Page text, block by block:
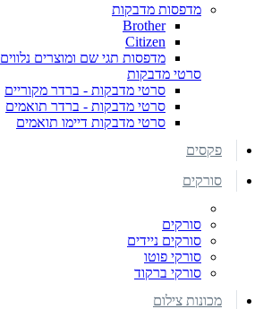
מדפסות מדבקות
Brother
Citizen
מדפסות תגי שם ומוצרים נלווים
סרטי מדבקות
סרטי מדבקות - ברדר מקוריים
סרטי מדבקות - ברדר תואמים
סרטי מדבקות דיימו תואמים
פקסים
סורקים
סורקים
סורקים ניידים
סורקי פוטו
סורקי ברקוד
מכונות צילום